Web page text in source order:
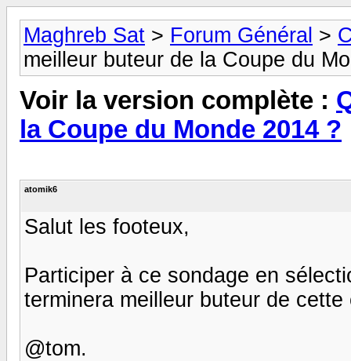
Maghreb Sat > Forum Général >
meilleur buteur de la Coupe du
Voir la version complète :
la Coupe du Monde 2014 ?
atomik6
Salut les footeux,
Participer à ce sondage en
terminera meilleur buteur de
@tom.